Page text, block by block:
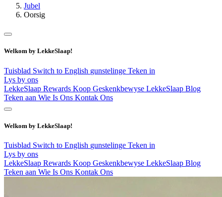
Jubel
Oorsig
Welkom by LekkeSlaap!
Tuisblad Switch to English gunstelinge Teken in
Lys by ons
LekkeSlaap Rewards Koop Geskenkbewyse LekkeSlaap Blog
Teken aan Wie Is Ons Kontak Ons
Welkom by LekkeSlaap!
Tuisblad Switch to English gunstelinge Teken in
Lys by ons
LekkeSlaap Rewards Koop Geskenkbewyse LekkeSlaap Blog
Teken aan Wie Is Ons Kontak Ons